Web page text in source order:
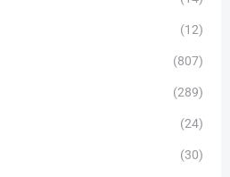
(12)
(807)
(289)
(24)
(30)